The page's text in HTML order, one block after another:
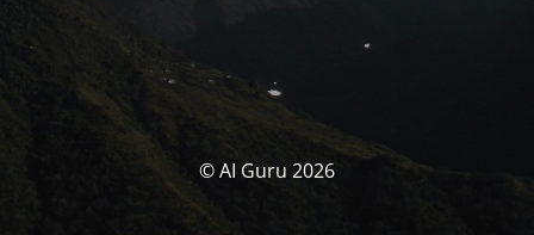
© AI Guru 2026